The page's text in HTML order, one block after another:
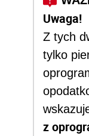
Uwaga!
Z tych
tylko
z